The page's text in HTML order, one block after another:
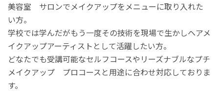
美容室 サロンでメイクアップをメニューに取り入れた
い方。
学校では学んだがもう一度その技術を現場で生かしヘアメ
イクアップアーティストとして活躍したい方。
どなたでも受講可能なセルフコースやリーズナブルなプチ
メイクアップ プロコースと用途に合わせ対応しておりま
す。